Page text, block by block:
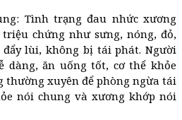
Tình trạng đau nhức xương
chứng như sưng, nóng, đỏ,
đẩy lùi, không bị tái phát. Người
dàng, ăn uống tốt, cơ thể khỏe
thường xuyên để phòng ngừa tái
nói chung và xương khớp nói